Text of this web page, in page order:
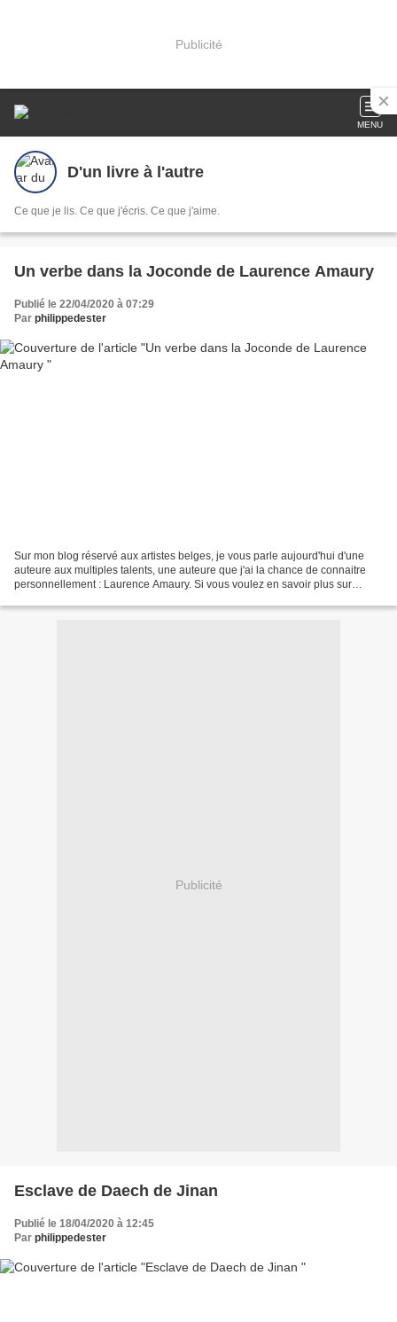
Publicité
MENU
D'un livre à l'autre
Ce que je lis. Ce que j'écris. Ce que j'aime.
Un verbe dans la Joconde de Laurence Amaury
Publié le 22/04/2020 à 07:29
Par philippedester
Sur mon blog réservé aux artistes belges, je vous parle aujourd'hui d'une
auteure aux multiples talents, une auteure que j'ai la chance de connaitre
personnellement : Laurence Amaury. Si vous voulez en savoir plus sur
Publicité
Esclave de Daech de Jinan
Publié le 18/04/2020 à 12:45
Par philippedester